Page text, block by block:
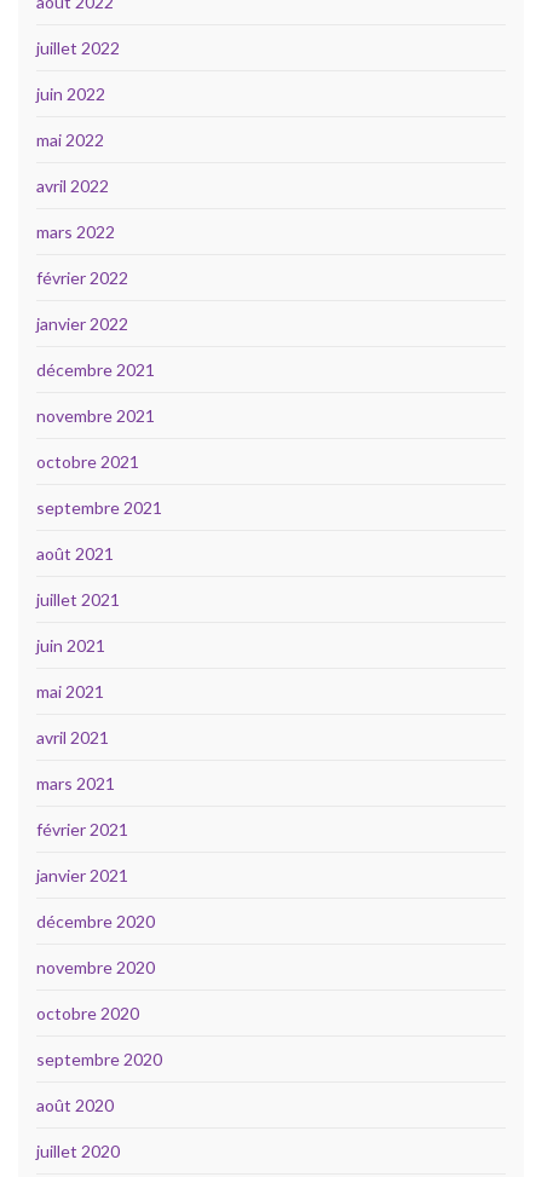
juillet 2022
juin 2022
mai 2022
avril 2022
mars 2022
février 2022
janvier 2022
décembre 2021
novembre 2021
octobre 2021
septembre 2021
août 2021
juillet 2021
juin 2021
mai 2021
avril 2021
mars 2021
février 2021
janvier 2021
décembre 2020
novembre 2020
octobre 2020
septembre 2020
août 2020
juillet 2020